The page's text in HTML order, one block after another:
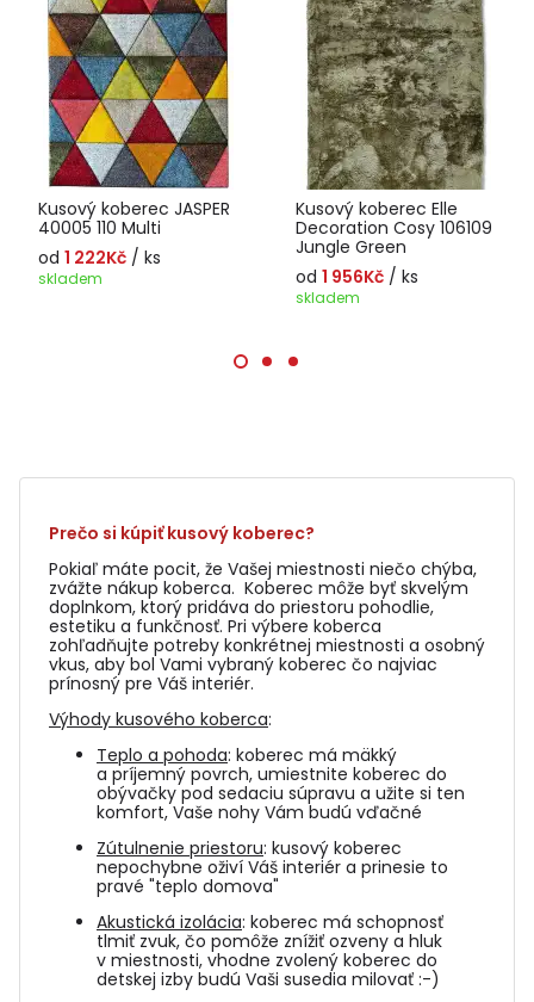
Kusový koberec JASPER
40005 110 Multi
od 1 222Kč / ks
skladem
Kusový koberec Elle
Decoration Cosy 106109
Jungle Green
od 1 956Kč / ks
skladem
Prečo si kúpiť kusový koberec?
Pokiaľ máte pocit, že Vašej miestnosti niečo chýba,
zvážte nákup koberca. Koberec môže byť skvelým
doplnkom, ktorý pridáva do priestoru pohodlie,
estetiku a funkčnosť. Pri výbere koberca
zohľadňujte potreby konkrétnej miestnosti a osobný
vkus, aby bol Vami vybraný koberec čo najviac
prínosný pre Váš interiér.
Výhody kusového koberca:
Teplo a pohoda: koberec má mäkký
a príjemný povrch, umiestnite koberec do
obývačky pod sedaciu súpravu a užite si ten
komfort, Vaše nohy Vám budú vďačné
Zútulnenie priestoru: kusový koberec
nepochybne oživí Váš interiér a prinesie to
pravé "teplo domova"
Akustická izolácia: koberec má schopnosť
tlmiť zvuk, čo pomôže znížiť ozveny a hluk
v miestnosti, vhodne zvolený koberec do
detskej izby budú Vaši susedia milovať :-)